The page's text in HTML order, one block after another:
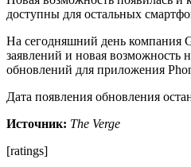
доступны для остальных
На сегодняшний день компания
заявлений и новая возможность
обновлений для приложения
Дата появления обновления
Источник: The Verge
[ratings]